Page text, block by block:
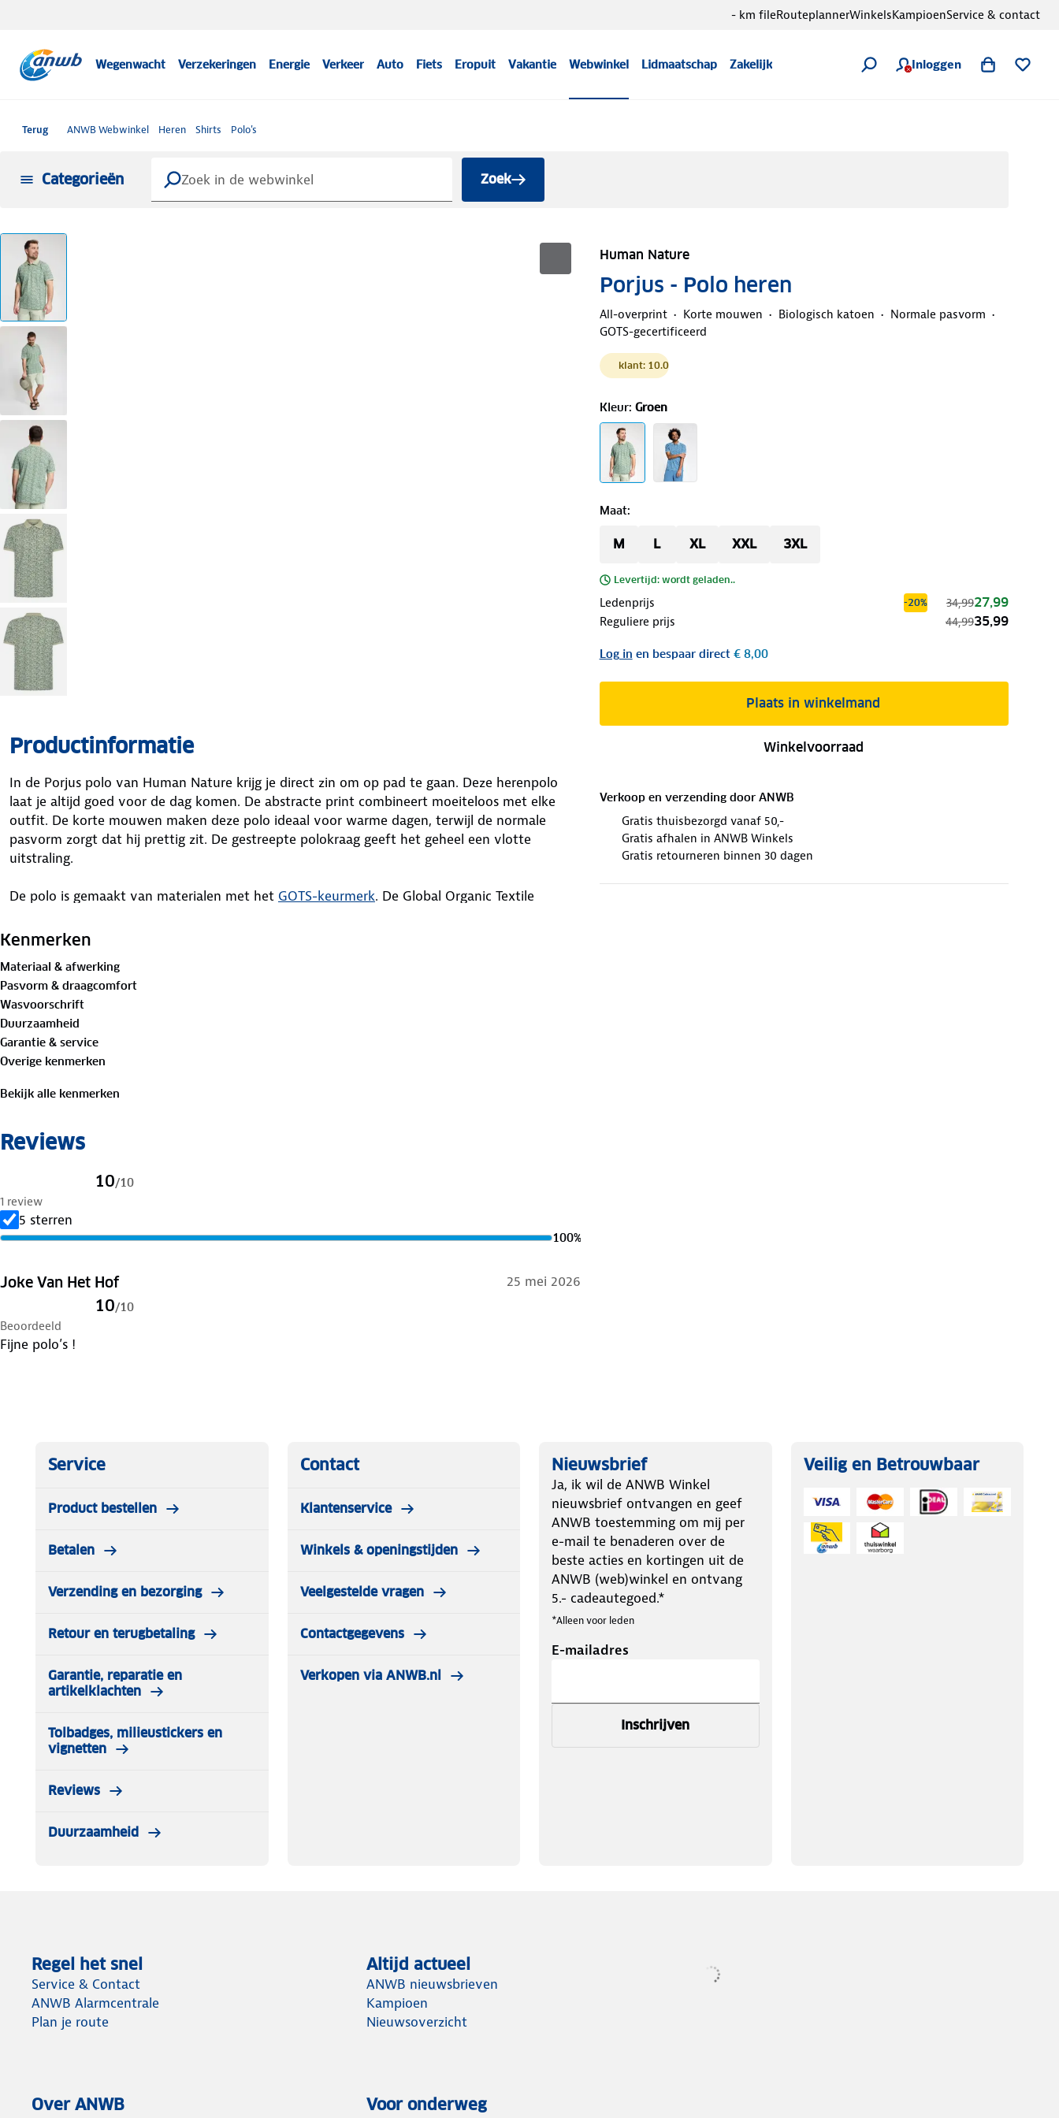
Wegenwacht Verzekeringen Energie Verkeer Auto Fiets Eropuit Vakantie Webwinkel Lidmaatschap Zakelijk Inloggen
- km fileRouteplannerWinkelsKampioenService & contact
Terug ANWB Webwinkel Heren Shirts Polo's
Categorieën Zoek
Human Nature
Porjus - Polo heren
All-overprint Korte mouwen Biologisch katoen
Normale pasvorm
GOTS-gecertificeerd
klant: 10.0
Kleur: Groen
Maat:
M L XL XXL 3XL
Levertijd: wordt geladen..
Ledenprijs -20% 34,9927,99
Reguliere prijs 44,9935,99
Log in en bespaar direct€ 8,00
Plaats in winkelmand
Winkelvoorraad
Verkoop en verzending door ANWB
Gratis thuisbezorgd vanaf 50,-
Gratis afhalen in ANWB Winkels
Gratis retourneren binnen 30 dagen
Productinformatie
In de Porjus polo van Human Nature krijg je direct zin om op pad te gaan. Deze herenpolo
laat je altijd goed voor de dag komen. De abstracte print combineert moeiteloos met elke
outfit. De korte mouwen maken deze polo ideaal voor warme dagen, terwijl de normale
pasvorm zorgt dat hij prettig zit. De gestreepte polokraag geeft het geheel een vlotte
uitstraling.
De polo is gemaakt van materialen met het GOTS-keurmerk. De Global Organic Textile
textielketen, van de teelt van natuurlijke vezels tot aan de verwerking en productie van het
Materiaal
Buitenstof: 100%
Is je kleding aan vervanging toe? Lever het in bij onze winkels. Wij geven er een nieuwe
bestemming aan.
Kenmerken
Materiaal & afwerking
Pasvorm & draagcomfort
Wasvoorschrift
Duurzaamheid
Garantie & service
Overige kenmerken
Bekijk alle kenmerken
Reviews
10/10
1 review
5 sterren
100%
Joke Van Het Hof 25 mei 2026
10/10
Beoordeeld
Fijne polo’s !
Service
Product bestellen
Betalen
Verzending en bezorging
Retour en terugbetaling
Garantie, reparatie en
artikelklachten
Tolbadges, milieustickers en
vignetten
Reviews
Duurzaamheid
Contact
Klantenservice
Winkels & openingstijden
Veelgestelde vragen
Contactgegevens
Verkopen via ANWB.nl
Nieuwsbrief
Ja, ik wil de ANWB Winkel
nieuwsbrief ontvangen en geef
ANWB toestemming om mij per
e-mail te benaderen over de
beste acties en kortingen uit de
ANWB (web)winkel en ontvang
5.- cadeautegoed.*
*Alleen voor leden
E-mailadres
Inschrijven
Veilig en Betrouwbaar
Regel het snel
Service & Contact
ANWB Alarmcentrale
Plan je route
Altijd actueel
ANWB nieuwsbrieven
Kampioen
Nieuwsoverzicht
Over ANWB Voor onderweg